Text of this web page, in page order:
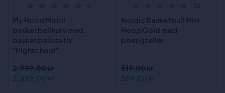
My Hood Mobil
basketballkurv med
basketballstativ
"Highschool"
2.999,00 kr
2.399,00 kr
Nordic Basketball Mini
Hoop Gold med
poengteller
519,00 kr
399,00 kr